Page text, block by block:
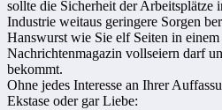
sollte die Sicherheit der Arbeitsplätze
Industrie weitaus geringere Sorgen
Hanswurst wie Sie elf Seiten in
Nachrichtenmagazin vollseiern darf
bekommt.
Ohne jedes Interesse an Ihrer
Ekstase oder gar Liebe: